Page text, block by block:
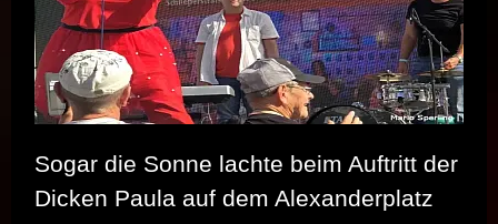
Sogar die Sonne lachte beim Auftritt der
Dicken Paula auf dem Alexanderplatz